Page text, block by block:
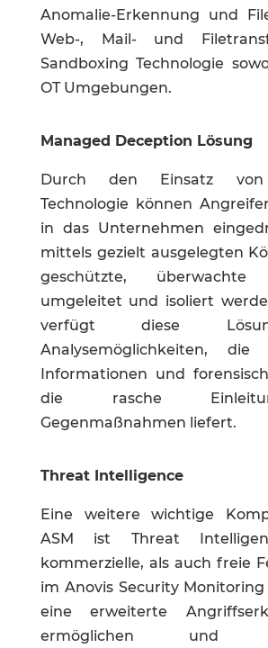
Anomalie-Erkennung und
Web-, Mail- und
Sandboxing Technologie
OT Umgebungen.
Managed Deception Lösung
Durch den Einsatz von
Technologie können
in das Unternehmen
mittels gezielt ausgelegten
geschützte, überwachte
umgeleitet und isoliert
verfügt diese
Analysemöglichkeiten, die
Informationen und
die rasche
Gegenmaßnahmen liefert.
Threat Intelligence
Eine weitere wichtige
ASM ist
Threat
kommerzielle, als auch freie
im Anovis Security
eine erweiterte
ermöglichen und